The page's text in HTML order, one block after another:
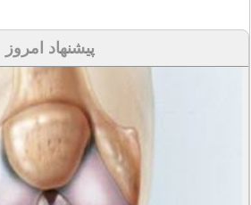
پیشنهاد امروز